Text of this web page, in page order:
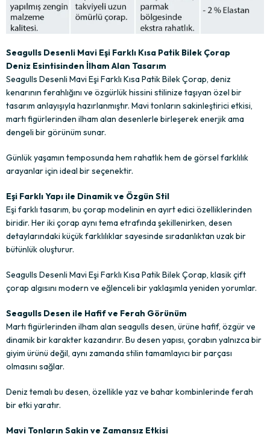
Seagulls Desenli Mavi Eşi Farklı Kısa Patik Bilek Çorap
Deniz Esintisinden İlham Alan Tasarım
Seagulls Desenli Mavi Eşi Farklı Kısa Patik Bilek Çorap, deniz
kenarının ferahlığını ve özgürlük hissini stilinize taşıyan özel bir
tasarım anlayışıyla hazırlanmıştır. Mavi tonların sakinleştirici etkisi,
martı figürlerinden ilham alan desenlerle birleşerek enerjik ama
dengeli bir görünüm sunar.
Günlük yaşamın temposunda hem rahatlık hem de görsel farklılık
arayanlar için ideal bir seçenektir.
Eşi Farklı Yapı ile Dinamik ve Özgün Stil
Eşi farklı tasarım, bu çorap modelinin en ayırt edici özelliklerinden
biridir. Her iki çorap aynı tema etrafında şekillenirken, desen
detaylarındaki küçük farklılıklar sayesinde sıradanlıktan uzak bir
bütünlük oluşturur.
Seagulls Desenli Mavi Eşi Farklı Kısa Patik Bilek Çorap, klasik çift
çorap algısını modern ve eğlenceli bir yaklaşımla yeniden yorumlar.
Seagulls Desen ile Hafif ve Ferah Görünüm
Martı figürlerinden ilham alan seagulls desen, ürüne hafif, özgür ve
dinamik bir karakter kazandırır. Bu desen yapısı, çorabın yalnızca bir
giyim ürünü değil, aynı zamanda stilin tamamlayıcı bir parçası
olmasını sağlar.
Deniz temalı bu desen, özellikle yaz ve bahar kombinlerinde ferah
bir etki yaratır.
Mavi Tonların Sakin ve Zamansız Etkisi